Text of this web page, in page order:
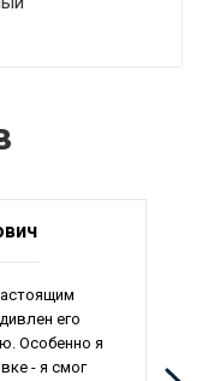
его
Особенно я
- я смог